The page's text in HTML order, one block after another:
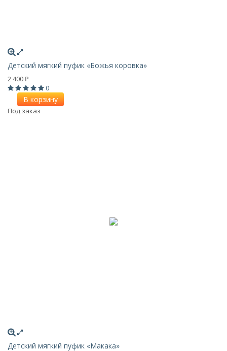
Детский мягкий пуфик «Божья коровка»
2 400 ₽
0
В корзину
Под заказ
Детский мягкий пуфик «Макака»